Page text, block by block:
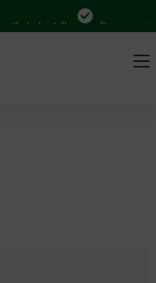
bestellen Bequem